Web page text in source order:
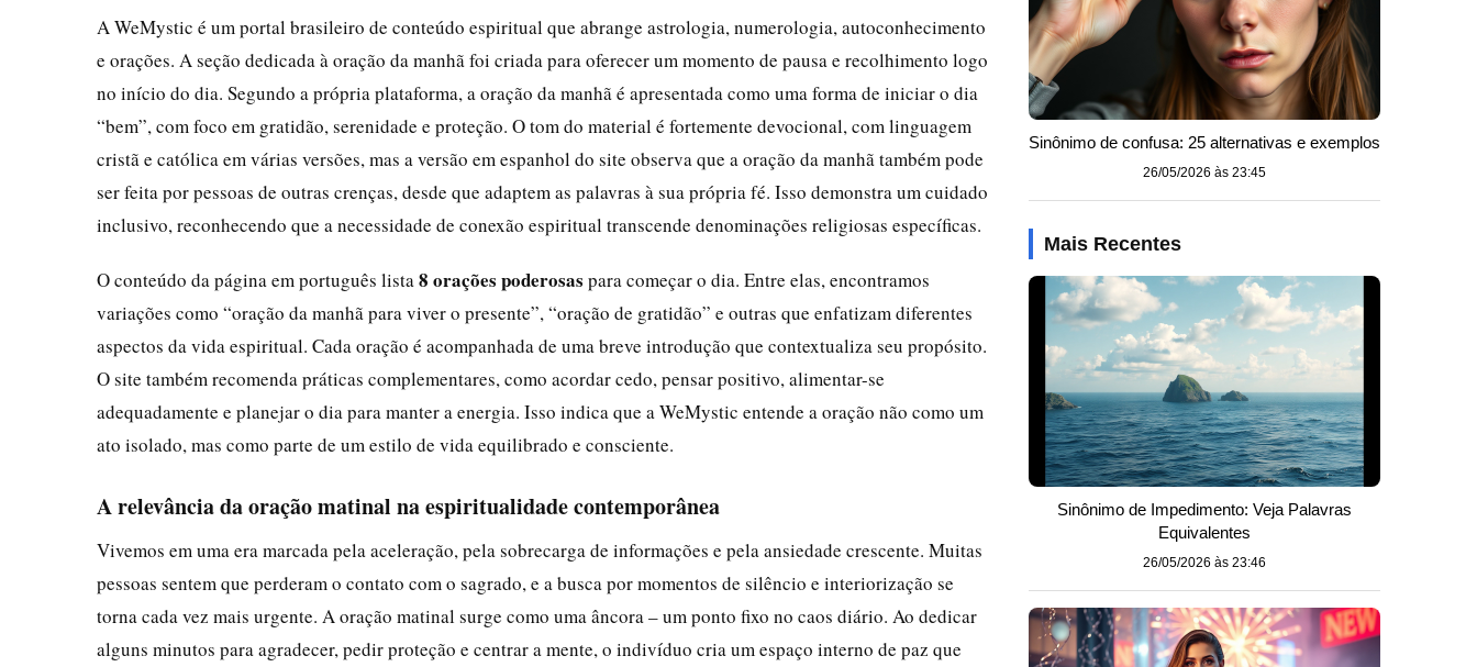
A WeMystic é um portal brasileiro de conteúdo espiritual que abrange astrologia, numerologia, autoconhecimento
e orações. A seção dedicada à oração da manhã foi criada para oferecer um momento de pausa e recolhimento logo
no início do dia. Segundo a própria plataforma, a oração da manhã é apresentada como uma forma de iniciar o dia
“bem”, com foco em gratidão, serenidade e proteção. O tom do material é fortemente devocional, com linguagem
cristã e católica em várias versões, mas a versão em espanhol do site observa que a oração da manhã também pode
ser feita por pessoas de outras crenças, desde que adaptem as palavras à sua própria fé. Isso demonstra um cuidado
inclusivo, reconhecendo que a necessidade de conexão espiritual transcende denominações religiosas específicas.
O conteúdo da página em português lista 8 orações poderosas para começar o dia. Entre elas, encontramos
variações como “oração da manhã para viver o presente”, “oração de gratidão” e outras que enfatizam diferentes
aspectos da vida espiritual. Cada oração é acompanhada de uma breve introdução que contextualiza seu propósito.
O site também recomenda práticas complementares, como acordar cedo, pensar positivo, alimentar-se
adequadamente e planejar o dia para manter a energia. Isso indica que a WeMystic entende a oração não como um
ato isolado, mas como parte de um estilo de vida equilibrado e consciente.
A relevância da oração matinal na espiritualidade contemporânea
Vivemos em uma era marcada pela aceleração, pela sobrecarga de informações e pela ansiedade crescente. Muitas
pessoas sentem que perderam o contato com o sagrado, e a busca por momentos de silêncio e interiorização se
torna cada vez mais urgente. A oração matinal surge como uma âncora – um ponto fixo no caos diário. Ao dedicar
alguns minutos para agradecer, pedir proteção e centrar a mente, o indivíduo cria um espaço interno de paz que
Sinônimo de confusa: 25 alternativas e exemplos
26/05/2026 às 23:45
Mais Recentes
Sinônimo de Impedimento: Veja Palavras
Equivalentes
26/05/2026 às 23:46